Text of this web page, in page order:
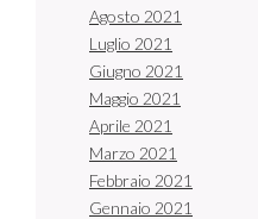
Agosto 2021
Luglio 2021
Giugno 2021
Maggio 2021
Aprile 2021
Marzo 2021
Febbraio 2021
Gennaio 2021